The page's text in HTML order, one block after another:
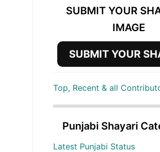
SUBMIT YOUR
IMAGE
SUBMIT YOUR
Top, Recent & all
Punjabi Shayari
Latest Punjabi Status